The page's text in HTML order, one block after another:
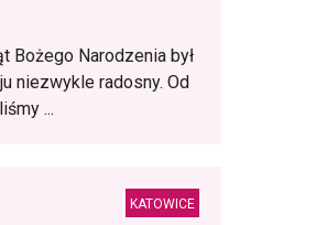
Bożego Narodzenia był
niezwykle radosny. Od
...
KATOWICE